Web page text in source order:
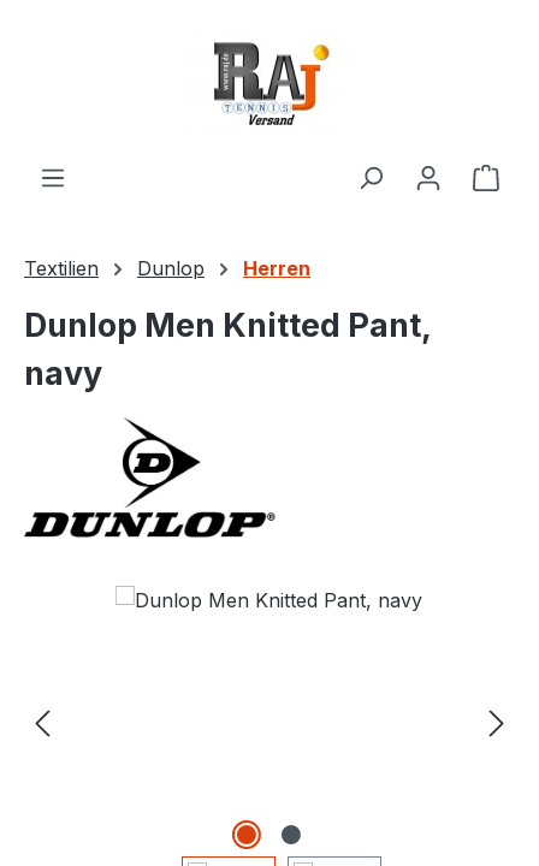
Textilien Dunlop Herren
Dunlop Men Knitted Pant,
navy